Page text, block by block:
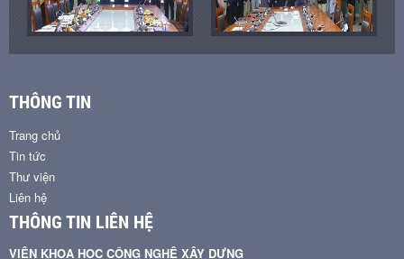
THÔNG TIN
Trang chủ
Tin tức
Thư viện
Liên hệ
THÔNG TIN LIÊN HỆ
VIỆN KHOA HỌC CÔNG NGHỆ XÂY DỰNG